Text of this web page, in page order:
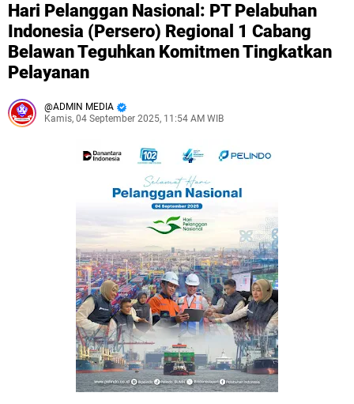
Hari Pelanggan Nasional: PT Pelabuhan
Indonesia (Persero) Regional 1 Cabang
Belawan Teguhkan Komitmen Tingkatkan
Pelayanan
ADMIN MEDIA
Kamis, 04 September 2025, 11:54 AM WIB